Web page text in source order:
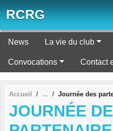
RCRG
News La vie du club
Convocations Contact
Accueil Journée des
JOURNÉE